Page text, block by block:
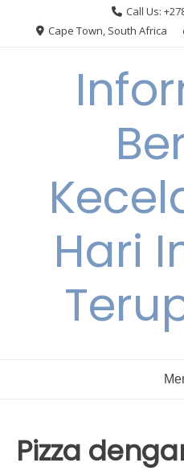
Call Us:
Cape Town, South Africa
Hari
Pizza